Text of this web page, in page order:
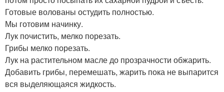
Готовые волованы остудить полностью.
Мы готовим начинку.
Лук почистить, мелко порезать.
Грибы мелко порезать.
Лук на растительном масле до прозрачности обжарить.
Добавить грибы, перемешать, жарить пока не выпарится
вся выделяющаяся жидкость.